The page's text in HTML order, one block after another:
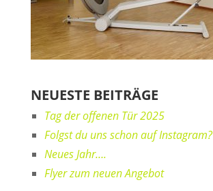
NEUESTE BEITRÄGE
Tag der offenen Tür 2025
Folgst du uns schon auf Instagram?
Neues Jahr….
Flyer zum neuen Angebot